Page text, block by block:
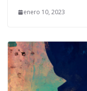
enero 10, 2023